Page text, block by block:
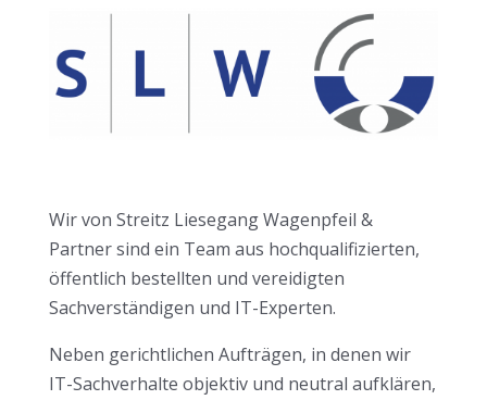
Wir von Streitz Liesegang Wagenpfeil &
Partner sind ein Team aus hochqualifizierten,
öffentlich bestellten und vereidigten
Sachverständigen und IT-Experten.
Neben gerichtlichen Aufträgen, in denen wir
IT-Sachverhalte objektiv und neutral aufklären,